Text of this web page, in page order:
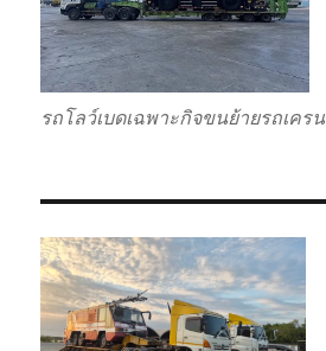
รถโลว์เบดเฉพาะกิจขนย้ายรถเครน